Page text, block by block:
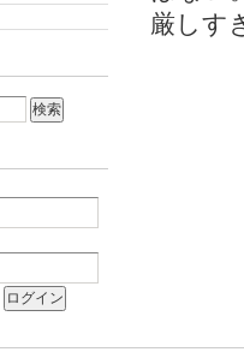
厳しす